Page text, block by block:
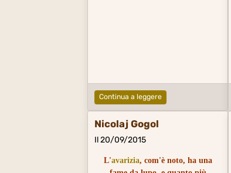
Continua a leggere
Nicolaj Gogol
Il 20/09/2015
L'avarizia, com'è noto, ha una